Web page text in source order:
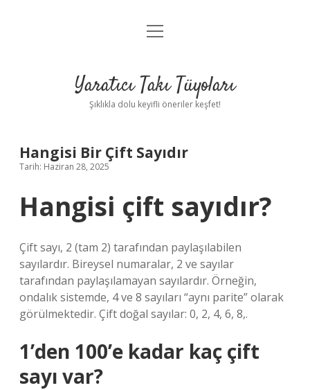
Anasayfa
Yasal Uyarı
menüyü
Yaratıcı Takı Tüyoları
Şıklıkla dolu keyifli öneriler keşfet!
Hangisi Bir Çift Sayıdır
Tarih: Haziran 28, 2025
Hangisi çift sayıdır?
Çift sayı, 2 (tam 2) tarafından paylaşılabilen
sayılardır. Bireysel numaralar, 2 ve sayılar
tarafından paylaşılamayan sayılardır. Örneğin,
ondalık sistemde, 4 ve 8 sayıları “aynı parite” olarak
görülmektedir. Çift doğal sayılar: 0, 2, 4, 6, 8,.
1’den 100’e kadar kaç çift
sayı var?